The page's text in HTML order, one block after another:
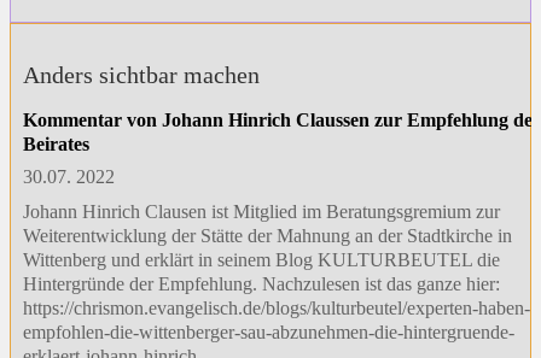
Anders sichtbar machen
Kommentar von Johann Hinrich Claussen zur Empfehlung des
Beirates
30.07. 2022
Johann Hinrich Clausen ist Mitglied im Beratungsgremium zur
Weiterentwicklung der Stätte der Mahnung an der Stadtkirche in
Wittenberg und erklärt in seinem Blog KULTURBEUTEL die
Hintergründe der Empfehlung. Nachzulesen ist das ganze hier:
https://chrismon.evangelisch.de/blogs/kulturbeutel/experten-haben-
empfohlen-die-wittenberger-sau-abzunehmen-die-hintergruende-